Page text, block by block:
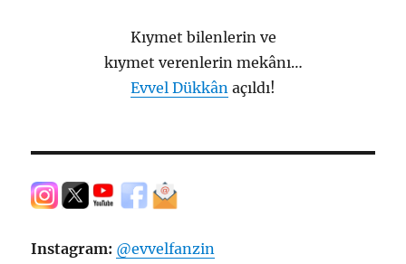
Kıymet bilenlerin ve
kıymet verenlerin mekânı…
Evvel Dükkân açıldı!
Instagram: @evvelfanzin